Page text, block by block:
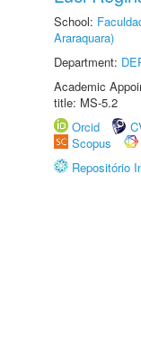
School:
Araraquara)
Department:
Academic
title: MS-5.2
Orcid
Scopus
Repositório